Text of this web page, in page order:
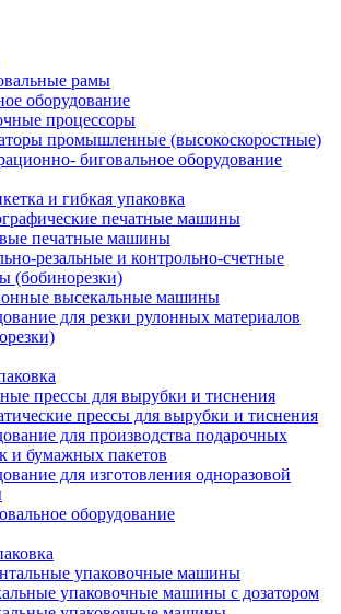
рамы
оборудование
процессоры
промышленные (высокоскоростные)
биговальное оборудование
и гибкая упаковка
печатные машины
печатные машины
резальные и контрольно-счетные
(бобинорезки)
высекальные машины
для резки рулонных материалов
прессы для вырубки и тиснения
прессы для вырубки и тиснения
для производства подарочных
и бумажных пакетов
для изготовления одноразовой
оборудование
упаковочные машины
упаковочные машины с дозатором